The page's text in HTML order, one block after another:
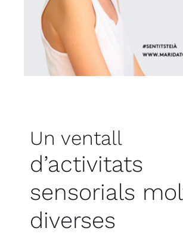
Un ventall
d’activitats
sensorials
diverses